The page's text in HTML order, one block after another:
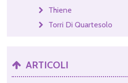
Thiene
Torri Di Quartesolo
ARTICOLI